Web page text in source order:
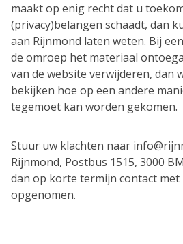
maakt op enig recht dat u
(privacy)belangen schaadt, dan
aan Rijnmond laten weten. Bij
de omroep het materiaal
van de website verwijderen, dan
bekijken hoe op een andere
tegemoet kan worden gekomen.
Stuur uw klachten naar
Rijnmond, Postbus 1515, 3000
dan op korte termijn contact met
opgenomen.